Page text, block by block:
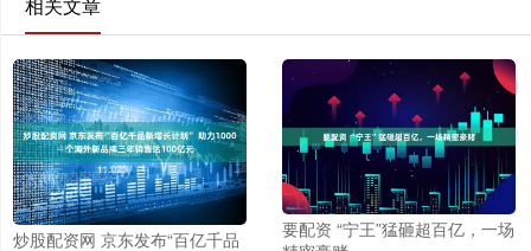
炒股配资网 京东发布“百亿千品
要配资 “宁王”猛砸超百亿，一场